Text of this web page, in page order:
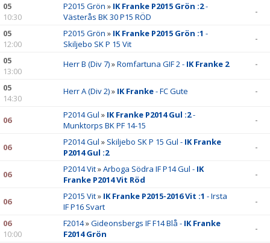
05
10:30
P2015 Grön » IK Franke P2015 Grön :2-
Västerås BK 30 P15 RÖD
-
05
12:00
P2015 Grön » IK Franke P2015 Grön :1 -
Skiljebo SK P 15 Vit
-
05
13:00
Herr B (Div 7)»Romfartuna GIF 2 - IK Franke 2 -
05
14:30
Herr A (Div 2)» IK Franke- FC Gute -
06 P2014 Gul » IK Franke P2014 Gul :2-
Munktorps BK PF 14-15
-
06 P2014 Gul » Skiljebo SK P 15 Gul - IK Franke
P2014 Gul :2
-
06 P2014 Vit»Arboga Södra IF P14 Gul - IK
Franke P2014 Vit Röd
-
06 P2015 Vit» IK Franke P2015-2016 Vit :1 - Irsta
IF P16 Svart
-
06
10:00
F2014»Gideonsbergs IF F14 Blå - IK Franke
F2014 Grön
-